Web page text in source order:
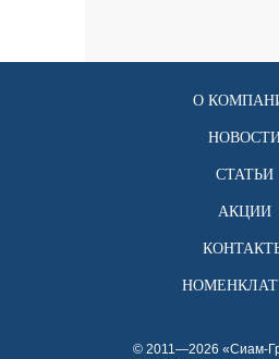
О
СТАТЬИ
АКЦИИ
© 2011—2026 «Сиам-